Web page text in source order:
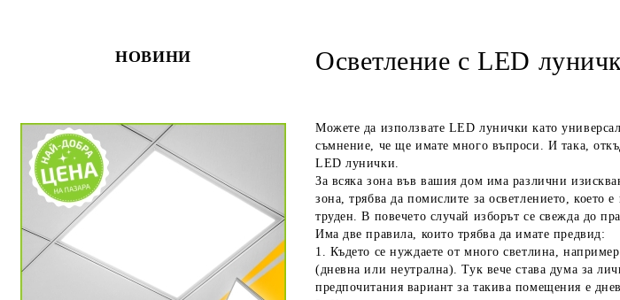
НОВИНИ Осветление с LED
Можете да използвате LED лунички като
съмнение, че ще имате много въпроси. И така,
LED лунички.
За всяка зона във вашия дом има различни
зона, трябва да помислите за осветлението, което
труден. В повечето случай изборът се свежда до
Има две правила, които трябва да имате предвид:
1. Където се нуждаете от много светлина,
(дневна или неутрална). Тук вече става дума за
предпочитания вариант за такива помещения е